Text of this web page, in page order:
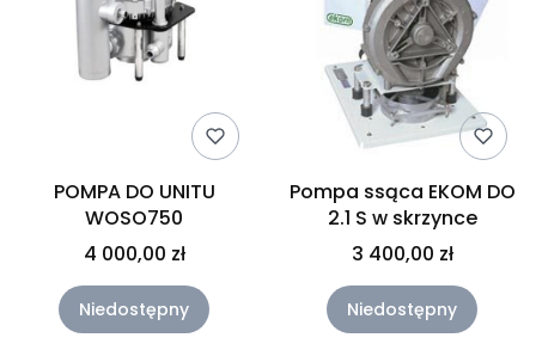
POMPA DO UNITU
WOSO750
4 000,00 zł
Niedostępny
Pompa ssąca EKOM DO
2.1 S w skrzynce
3 400,00 zł
Niedostępny